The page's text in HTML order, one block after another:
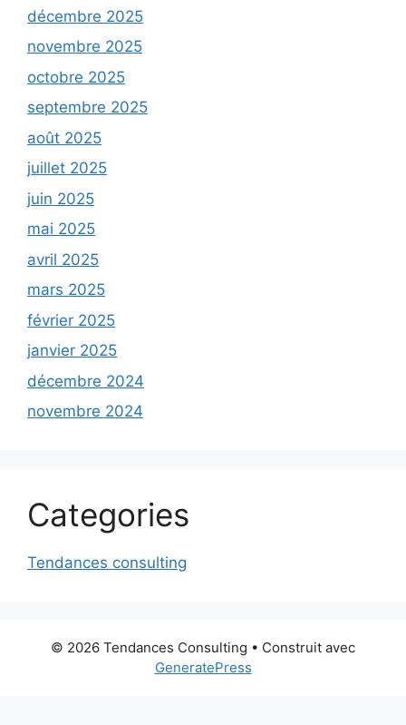
décembre 2025
novembre 2025
octobre 2025
septembre 2025
août 2025
juillet 2025
juin 2025
mai 2025
avril 2025
mars 2025
février 2025
janvier 2025
décembre 2024
novembre 2024
Categories
Tendances consulting
© 2026 Tendances Consulting • Construit avec
GeneratePress